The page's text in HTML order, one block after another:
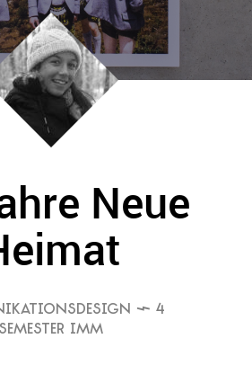
Neue
 4
SEMESTER IMM